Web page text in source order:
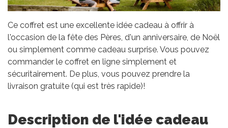
Ce coffret est une excellente idée cadeau à offrir à
l'occasion de la fête des Pères, d'un anniversaire, de Noël
ou simplement comme cadeau surprise. Vous pouvez
commander le coffret en ligne simplement et
sécuritairement. De plus, vous pouvez prendre la
livraison gratuite (qui est très rapide)!
Description de l'idée cadeau